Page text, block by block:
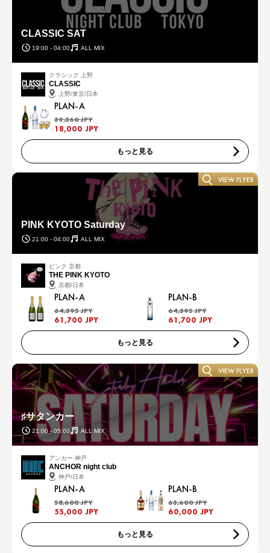
CLASSIC SAT
19:00 - 04:00 ALL MIX
クラシック 上野
CLASSIC
上野/東京/日本
PLAN-A
39,360 JPY
18,000 JPY
もっと見る
PINK KYOTO Saturday
21:00 - 04:00 ALL MIX
VIEW FLYER
ピンク 京都
THE PINK KYOTO
京都/日本
PLAN-A
64,395 JPY
61,700 JPY
PLAN-B
64,395 JPY
61,700 JPY
もっと見る
♯サタンカー
21:00 - 05:00 ALL MIX
VIEW FLYER
アンカー 神戸
ANCHOR night club
神戸/日本
PLAN-A
58,600 JPY
55,000 JPY
PLAN-B
63,600 JPY
60,000 JPY
もっと見る